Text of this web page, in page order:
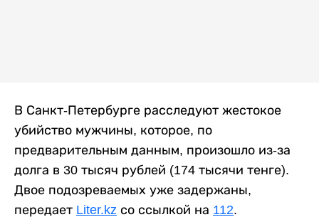
В Санкт-Петербурге расследуют жестокое
убийство мужчины, которое, по
предварительным данным, произошло из-за
долга в 30 тысяч рублей (174 тысячи тенге).
Двое подозреваемых уже задержаны,
передает Liter.kz со ссылкой на 112.